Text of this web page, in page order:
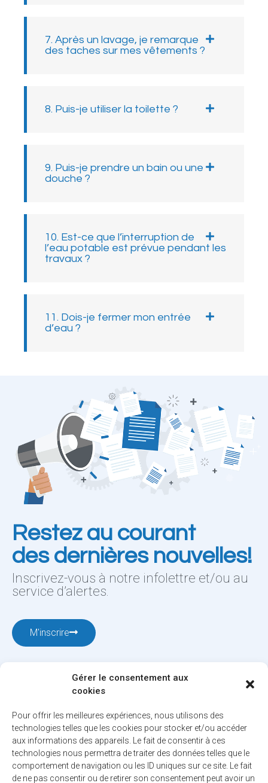
Gérer le consentement aux
cookies
Pour offrir les meilleures expériences, nous utilisons des
technologies telles que les cookies pour stocker et/ou accéder
aux informations des appareils. Le fait de consentir à ces
technologies nous permettra de traiter des données telles que le
comportement de navigation ou les ID uniques sur ce site. Le fait
de ne pas consentir ou de retirer son consentement peut avoir un
7. Après un lavage, je remarque
des taches sur mes vêtements ?
8. Puis-je utiliser la toilette ?
9. Puis-je prendre un bain ou une
douche ?
10. Est-ce que l’interruption de
l’eau potable est prévue pendant les
travaux ?
11. Dois-je fermer mon entrée
d’eau ?
Restez au courant
des dernières nouvelles!
Inscrivez-vous à notre infolettre et/ou au
service d’alertes.
M'inscrire
12001, boul. De Salaberry, Dollard-des-Ormeaux ,
Québec, H9B 2A7
ville@ddo.qc.ca514 684-1010